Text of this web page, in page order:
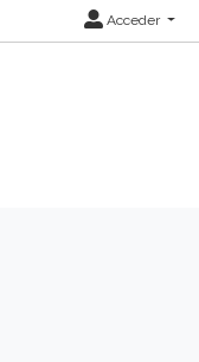
Acceder